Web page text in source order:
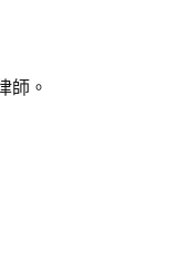
師。